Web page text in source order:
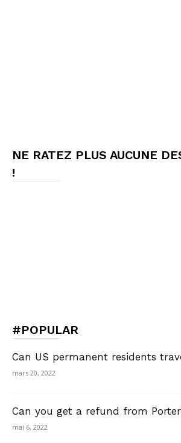
NE RATEZ PLUS AUCUNE
!
#POPULAR
Can US permanent residents
mars 20, 2022
Can you get a refund from
mai 6, 2022